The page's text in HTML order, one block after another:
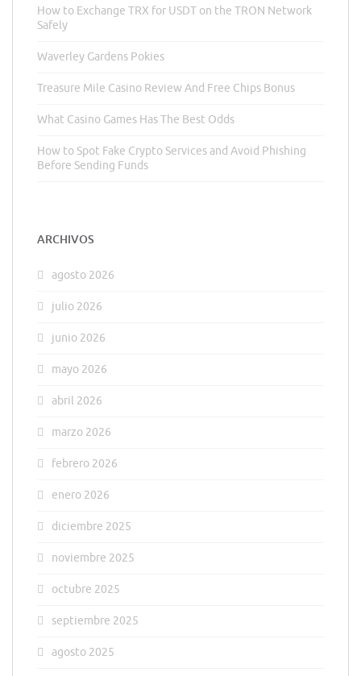
How to Exchange TRX for USDT on the TRON Network
Safely
Waverley Gardens Pokies
Treasure Mile Casino Review And Free Chips Bonus
What Casino Games Has The Best Odds
How to Spot Fake Crypto Services and Avoid Phishing
Before Sending Funds
ARCHIVOS
agosto 2026
julio 2026
junio 2026
mayo 2026
abril 2026
marzo 2026
febrero 2026
enero 2026
diciembre 2025
noviembre 2025
octubre 2025
septiembre 2025
agosto 2025